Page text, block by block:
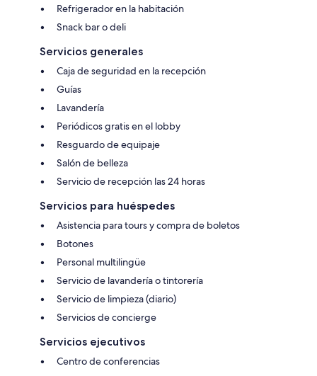
Refrigerador en la habitación
Snack bar o deli
Servicios generales
Caja de seguridad en la recepción
Guías
Lavandería
Periódicos gratis en el lobby
Resguardo de equipaje
Salón de belleza
Servicio de recepción las 24 horas
Servicios para huéspedes
Asistencia para tours y compra de boletos
Botones
Personal multilingüe
Servicio de lavandería o tintorería
Servicio de limpieza (diario)
Servicios de concierge
Servicios ejecutivos
Centro de conferencias